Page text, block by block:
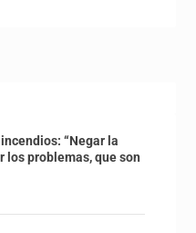
“Negar la
problemas, que son